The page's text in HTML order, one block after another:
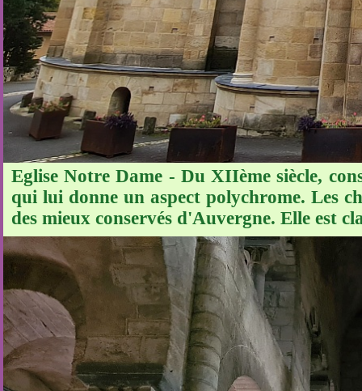
Eglise Notre Dame - Du XIIème siècle,
qui lui donne un aspect polychrome. Les
des mieux conservés d'Auvergne. Elle est